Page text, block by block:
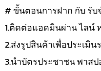
# ขั้นตอนการฝาก กับ รับ
1.ติดต่อแอดมินผ่าน ไลน์
2.ส่งรูปสินค้าเพื่อประเมิน
3.นำบัตรประชาชน พาส